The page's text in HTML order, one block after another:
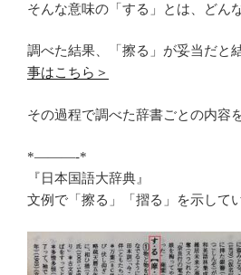
そんな意味の「する」とは、どん
調べた結果、「擦る」が妥当だと
事はこちら＞
その過程で調べた辞書ごとの内容
*———-*
『日本国語大辞典』
文例で「擦る」「摺る」を示してい